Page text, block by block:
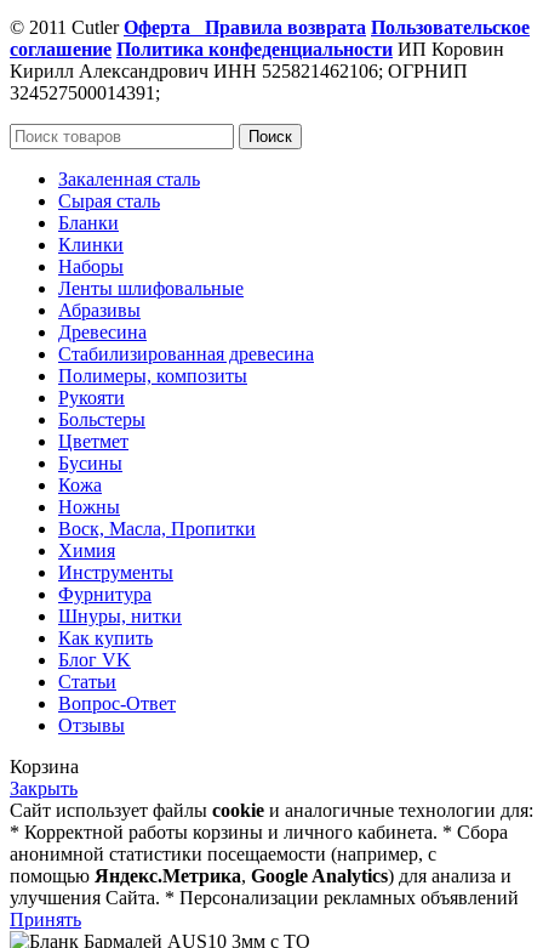
© 2011 CutlerОферта Правила возврата Пользовательское
соглашение Политика конфеденциальности ИП Коровин
Кирилл Александрович ИНН 525821462106; ОГРНИП
324527500014391;
Поиск
Закаленная сталь
Сырая сталь
Бланки
Клинки
Наборы
Ленты шлифовальные
Абразивы
Древесина
Стабилизированная древесина
Полимеры, композиты
Рукояти
Больстеры
Цветмет
Бусины
Кожа
Ножны
Воск, Масла, Пропитки
Химия
Инструменты
Фурнитура
Шнуры, нитки
Как купить
Блог VK
Статьи
Вопрос-Ответ
Отзывы
Корзина
Закрыть
Сайт использует файлы cookie и аналогичные технологии для:
* Корректной работы корзины и личного кабинета. * Сбора
анонимной статистики посещаемости (например, с
помощью Яндекс.Метрика, Google Analytics) для анализа и
улучшения Сайта. * Персонализации рекламных объявлений
Принять